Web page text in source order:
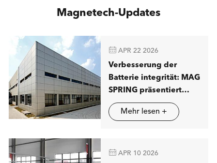
Magnetech-Updates
 APR 22 2026
Verbesserung der
Batterie integrität: MAG
SPRING präsentiert
fortschritt liche
Lösungen für
Mehr lesen +
 APR 10 2026